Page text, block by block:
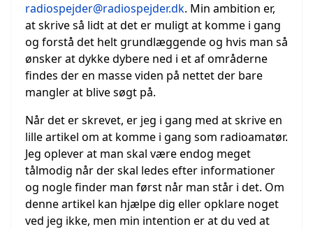
radiospejder@radiospejder.dk. Min ambition er,
at skrive så lidt at det er muligt at komme i gang
og forstå det helt grundlæggende og hvis man så
ønsker at dykke dybere ned i et af områderne
findes der en masse viden på nettet der bare
mangler at blive søgt på.
Når det er skrevet, er jeg i gang med at skrive en
lille artikel om at komme i gang som radioamatør.
Jeg oplever at man skal være endog meget
tålmodig når der skal ledes efter informationer
og nogle finder man først når man står i det. Om
denne artikel kan hjælpe dig eller opklare noget
ved jeg ikke, men min intention er at du ved at